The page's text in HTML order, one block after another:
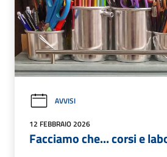
AVVISI
12 FEBBRAIO 2026
Facciamo che... corsi e